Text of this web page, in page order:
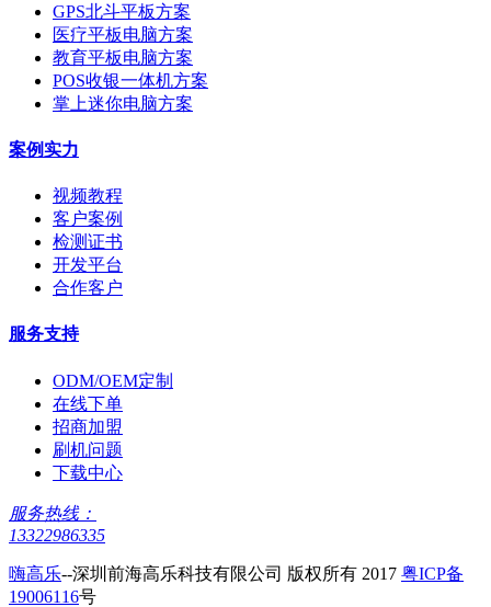
GPS北斗平板方案
医疗平板电脑方案
教育平板电脑方案
POS收银一体机方案
掌上迷你电脑方案
案例实力
视频教程
客户案例
检测证书
开发平台
合作客户
服务支持
ODM/OEM定制
在线下单
招商加盟
刷机问题
下载中心
服务热线：
13322986335
嗨高乐--深圳前海高乐科技有限公司 版权所有 2017 粤ICP备
19006116号